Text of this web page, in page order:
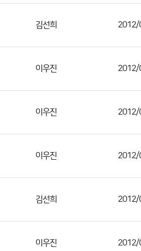
김선희 2012/
이우진 2012/
이우진 2012/
이우진 2012/
김선희 2012/
이우진 2012/